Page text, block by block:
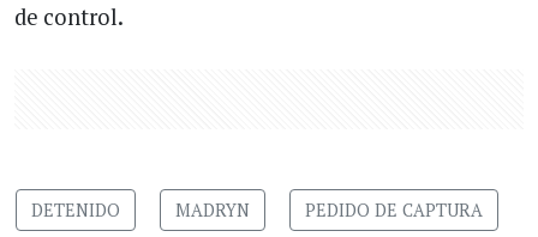
de control.
DETENIDO MADRYN PEDIDO DE CAPTURA